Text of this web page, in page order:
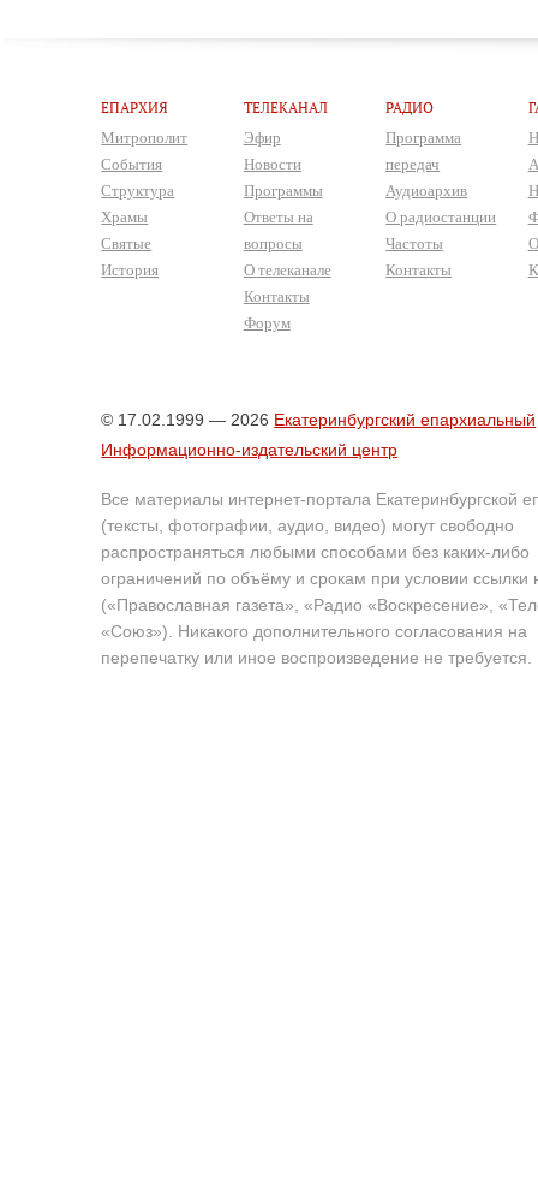
ЕПАРХИЯ
Митрополит
События
Структура
Храмы
Святые
История
ТЕЛЕКАНАЛ
Эфир
Новости
Программы
Ответы на
вопросы
О телеканале
Контакты
Форум
РАДИО
Программа
передач
Аудиоархив
О радиостанции
Частоты
Контакты
© 17.02.1999 — 2026 Екатеринбургский епархиальный
Информационно-издательский центр
Все материалы интернет-портала Екатеринбургской
(тексты, фотографии, аудио, видео) могут свободно
распространяться любыми способами без каких-либо
ограничений по объёму и срокам при условии ссылки
(«Православная газета», «Радио «Воскресение»,
«Союз»). Никакого дополнительного согласования на
перепечатку или иное воспроизведение не требуется.